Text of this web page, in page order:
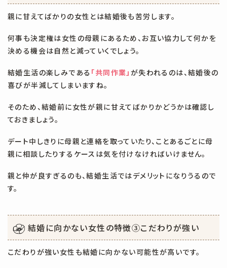
親に甘えてばかりの女性とは結婚後も苦労します。
何事も決定権は女性の母親にあるため、お互い協力して何かを
決める機会は自然と減っていくでしょう。
結婚生活の楽しみである 「共同作業」 が失われるのは、結婚後の
喜びが半減してしまいますね。
そのため、結婚前に女性が親に甘えてばかりかどうかは確認し
ておきましょう。
デート中しきりに母親と連絡を取っていたり、ことあるごとに母
親に相談したりするケースは気を付けなければいけません。
親と仲が良すぎるのも、結婚生活ではデメリットになりうるので
す。
結婚に向かない女性の特徴③こだわりが強い
こだわりが強い女性も結婚に向かない可能性が高いです。